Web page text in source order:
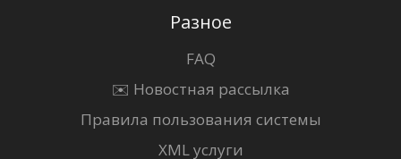
Разное
FAQ
✉️ Новостная рассылка
Правила пользования системы
XML услуги